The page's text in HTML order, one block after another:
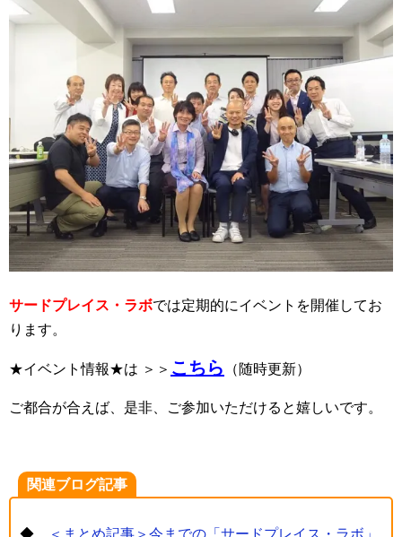
サードプレイス・ラボでは定期的にイベントを開催してお
ります。
★イベント情報★は ＞＞ こちら （随時更新）
ご都合が合えば、是非、ご参加いただけると嬉しいです。
関連ブログ記事
◆ ＜まとめ記事＞今までの「サードプレイス・ラボ」